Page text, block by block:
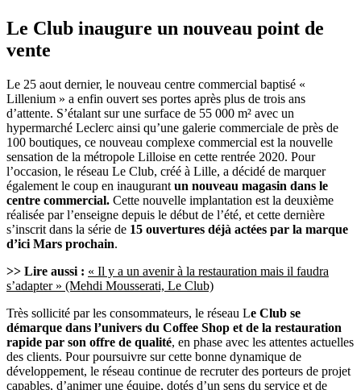
Le Club inaugure un nouveau point de
vente
Le 25 aout dernier, le nouveau centre commercial baptisé «
Lillenium » a enfin ouvert ses portes après plus de trois ans
d’attente. S’étalant sur une surface de 55 000 m² avec un
hypermarché Leclerc ainsi qu’une galerie commerciale de près de
100 boutiques, ce nouveau complexe commercial est la nouvelle
sensation de la métropole Lilloise en cette rentrée 2020. Pour
l’occasion, le réseau Le Club, créé à Lille, a décidé de marquer
également le coup en inaugurant un nouveau magasin dans le
centre commercial. Cette nouvelle implantation est la deuxième
réalisée par l’enseigne depuis le début de l’été, et cette dernière
s’inscrit dans la série de 15 ouvertures déjà actées par la marque
d’ici Mars prochain.
>> Lire aussi : « Il y a un avenir à la restauration mais il faudra
s’adapter » (Mehdi Mousserati, Le Club)
Très sollicité par les consommateurs, le réseau Le Club se
démarque dans l’univers du Coffee Shop et de la restauration
rapide par son offre de qualité, en phase avec les attentes actuelles
des clients. Pour poursuivre sur cette bonne dynamique de
développement, le réseau continue de recruter des porteurs de projet
capables, d’animer une équipe, dotés d’un sens du service et de